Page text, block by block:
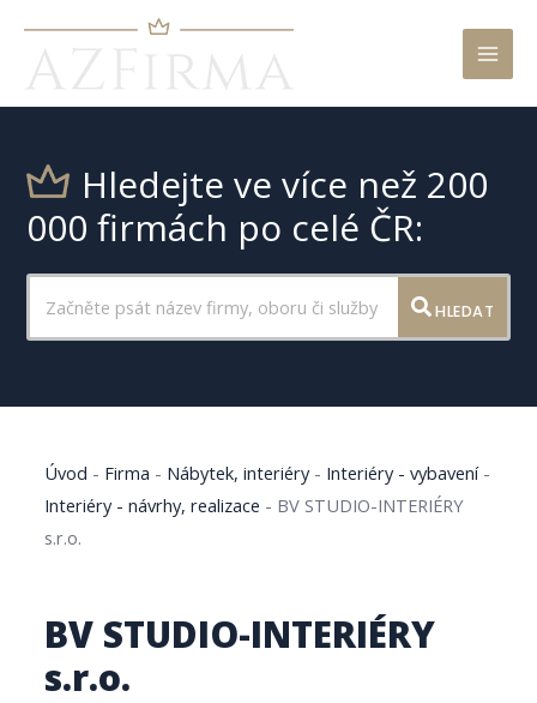
Hledejte ve více než 200
000 firmách po celé ČR:
HLEDAT
Úvod - Firma - Nábytek, interiéry- Interiéry - vybavení-
Interiéry - návrhy, realizace - BV STUDIO-INTERIÉRY
s.r.o.
BV STUDIO-INTERIÉRY
s.r.o.